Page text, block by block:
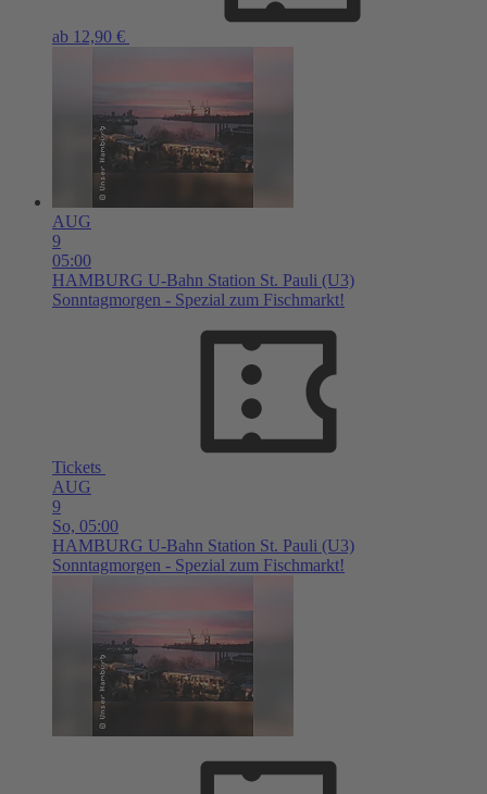
ab 12,90 €
AUG
9
05:00
HAMBURG U-Bahn Station St. Pauli (U3)
Sonntagmorgen - Spezial zum Fischmarkt!
Tickets
AUG
9
So, 05:00
HAMBURG U-Bahn Station St. Pauli (U3)
Sonntagmorgen - Spezial zum Fischmarkt!